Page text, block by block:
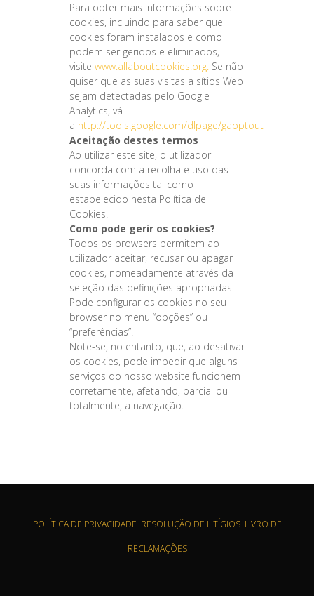
Para obter mais informações sobre
cookies, incluindo para saber que
cookies foram instalados e como
podem ser geridos e eliminados,
visite www.allaboutcookies.org. Se não
quiser que as suas visitas a sítios Web
sejam detectadas pelo Google
Analytics, vá
a http://tools.google.com/dlpage/gaoptout
Aceitação destes termos
Ao utilizar este site, o utilizador
concorda com a recolha e uso das
suas informações tal como
estabelecido nesta Política de
Cookies.
Como pode gerir os cookies?
Todos os browsers permitem ao
utilizador aceitar, recusar ou apagar
cookies, nomeadamente através da
seleção das definições apropriadas.
Pode configurar os cookies no seu
browser no menu “opções” ou
“preferências”.
Note-se, no entanto, que, ao desativar
os cookies, pode impedir que alguns
serviços do nosso website funcionem
corretamente, afetando, parcial ou
totalmente, a navegação.
POLÍTICA DE PRIVACIDADE RESOLUÇÃO DE LITÍGIOS LIVRO DE
RECLAMAÇÕES